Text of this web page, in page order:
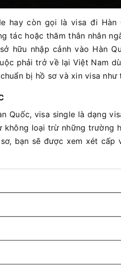
hay còn gọi là visa đi Hàn
tác hoặc thăm thân nhân
hữu nhập cảnh vào Hàn
phải trở về lại Việt Nam
bị hồ sơ và xin visa như
Quốc, visa single là dạng
loại trừ những trường
bạn sẽ được xem xét cấp